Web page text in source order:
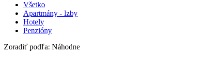
Všetko
Apartmány - Izby
Hotely
Penzióny
Zoradiť podľa: Náhodne